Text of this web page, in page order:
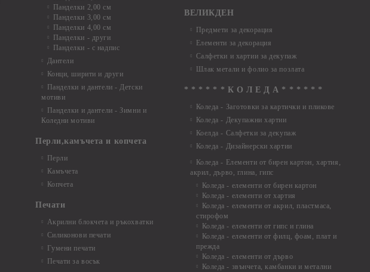
Панделки 2,00 см
Панделки 3,00 см
Панделки 4,00 см
Панделки - други
Панделки - с надпис
Дантели
Конци, ширити и други
Панделки и дантели - Детски
мотиви
Панделки и дантели - Зимни и
Коледни мотиви
Перли,камъчета и копчета
Перли
Камъчета
Копчета
Печати
Акрилни блокчета и ръкохватки
Силиконови печати
Гумени печати
Печати за восък
ВЕЛИКДЕН
Предмети за декорация
Елементи за декорация
Салфетки и хартии за декупаж
Шлак метали и фолио за позлата
* * * * * * К О Л Е Д А * * * * * *
Коледа - Заготовки за картички и пликове
Коледа - Декупажни хартии
Коелда - Салфетки за декупаж
Коледа - Дизайнерски хартии
Коледа - Eлементи от бирен картон, хартия,
акрил, дърво, глина, гипс
Коледа - елементи от бирен картон
Коледа - елементи от хартия
Коледа - елементи от акрил, пластмаса,
стирофом
Коледа - елементи от гипс и глина
Коледа - елементи от филц, фоам, плат и
прежда
Коледа - елементи от дърво
Коледа - звънчета, камбанки и метални